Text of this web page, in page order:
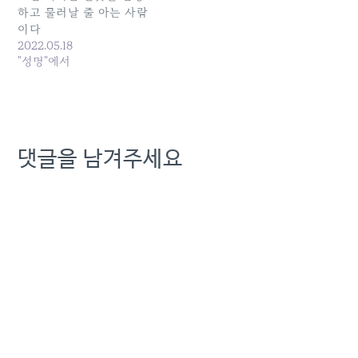
하고 물러날 줄 아는 사람
이다
2022.05.18
"성명"에서
댓글을 남겨주세요